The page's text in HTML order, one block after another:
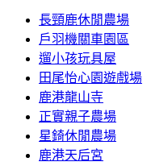
長頸鹿休閒農場
戶羽機關車園區
遛小孩玩具屋
田尾怡心園遊戲場
鹿港龍山寺
正實親子農場
星錡休閒農場
鹿港天后宮